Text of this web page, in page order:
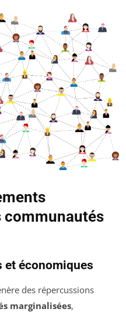
et économiques
des répercussions
marginalisées,